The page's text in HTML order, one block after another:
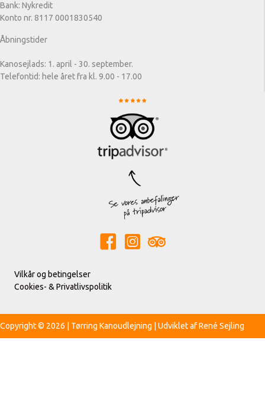
Bank: Nykredit
Konto nr. 8117 0001830540
Åbningstider
Kanosejlads: 1. april - 30. september.
Telefontid: hele året fra kl. 9.00 - 17.00
Vilkår og betingelser
Cookies- & Privatlivspolitik
Copyright © 2026 | Tørring Kanoudlejning | Udviklet afRené Sejling